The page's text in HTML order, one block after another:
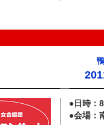
●日時：
●会場：